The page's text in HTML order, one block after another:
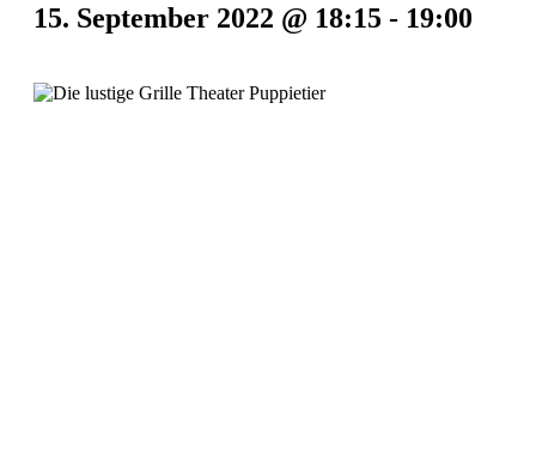
15. September 2022 @ 18:15 - 19:00